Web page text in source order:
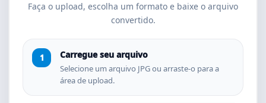
Faça o upload, escolha um formato e baixe o arquivo
convertido.
Carregue seu arquivo
Selecione um arquivo JPG ou arraste-o para a
área de upload.